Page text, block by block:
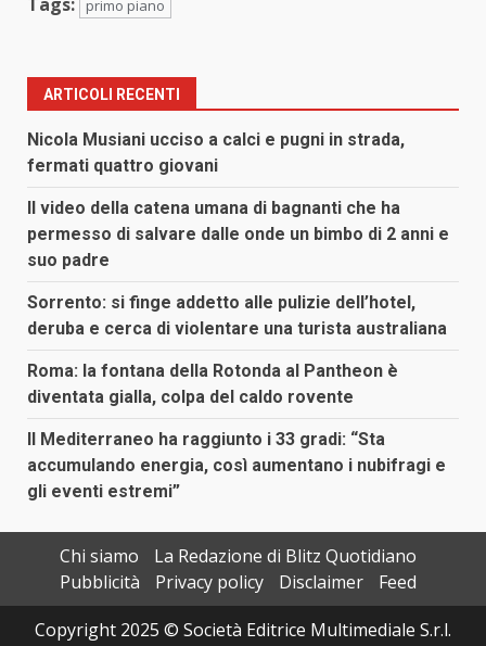
primo piano
ARTICOLI RECENTI
Nicola Musiani ucciso a calci e pugni in strada,
fermati quattro giovani
Il video della catena umana di bagnanti che ha
permesso di salvare dalle onde un bimbo di 2 anni e
suo padre
Sorrento: si finge addetto alle pulizie dell’hotel,
deruba e cerca di violentare una turista australiana
Roma: la fontana della Rotonda al Pantheon è
diventata gialla, colpa del caldo rovente
Il Mediterraneo ha raggiunto i 33 gradi: “Sta
accumulando energia, così aumentano i nubifragi e
gli eventi estremi”
Chi siamo
La Redazione di Blitz Quotidiano
Pubblicità
Privacy policy Disclaimer
Feed
Copyright 2025 © Società Editrice Multimediale S.r.l.